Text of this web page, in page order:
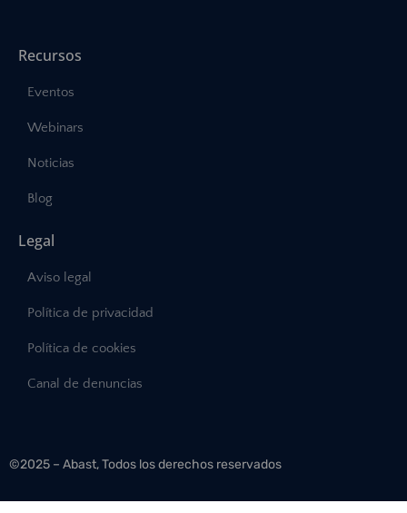
Recursos
Eventos
Webinars
Noticias
Blog
Legal
Aviso legal
Política de privacidad
Política de cookies
Canal de denuncias
©2025 – Abast, Todos los derechos reservados